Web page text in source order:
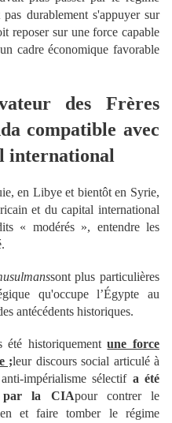
durablement s'appuyer sur
reposer sur une force capable
cadre économique favorable
des Frères
compatible avec
international
en Libye et bientôt en Syrie,
et du capital international
« modérés », entendre les
sont plus particulières
qu'occupe l’Égypte au
antécédents historiques.
été historiquement une force
;leur discours social articulé à
impérialisme sélectif a été
par la CIApour contrer le
et faire tomber le régime